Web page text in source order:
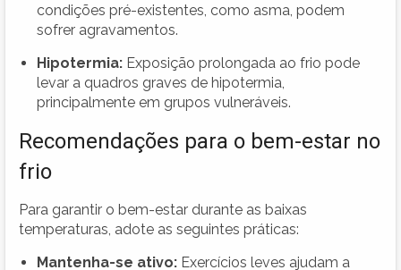
condições pré-existentes, como asma, podem
sofrer agravamentos.
Hipotermia: Exposição prolongada ao frio pode
levar a quadros graves de hipotermia,
principalmente em grupos vulneráveis.
Recomendações para o bem-estar no
frio
Para garantir o bem-estar durante as baixas
temperaturas, adote as seguintes práticas:
Mantenha-se ativo: Exercícios leves ajudam a